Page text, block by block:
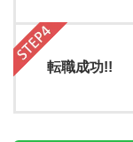
転職成功!!